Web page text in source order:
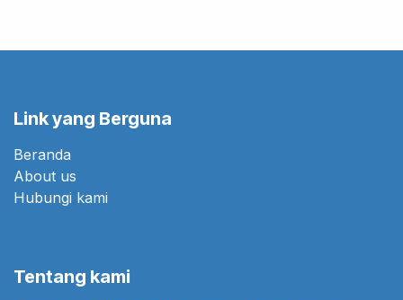
Link yang Berguna
Beranda
About us
Hubungi kami
Tentang kami